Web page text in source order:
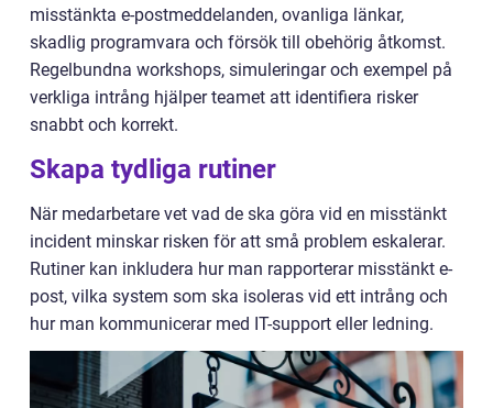
misstänkta e-postmeddelanden, ovanliga länkar,
skadlig programvara och försök till obehörig åtkomst.
Regelbundna workshops, simuleringar och exempel på
verkliga intrång hjälper teamet att identifiera risker
snabbt och korrekt.
Skapa tydliga rutiner
När medarbetare vet vad de ska göra vid en misstänkt
incident minskar risken för att små problem eskalerar.
Rutiner kan inkludera hur man rapporterar misstänkt e-
post, vilka system som ska isoleras vid ett intrång och
hur man kommunicerar med IT-support eller ledning.